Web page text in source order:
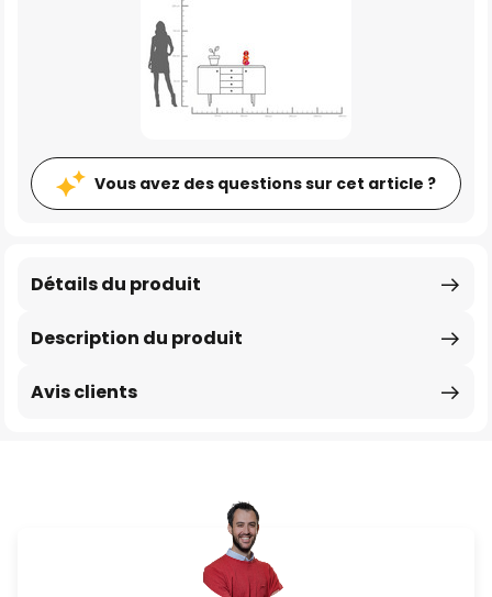
Vous avez des questions sur cet article ?
Description du produit
Détails du produit
Avis clients